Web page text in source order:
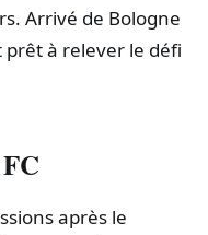
Arrivé de Bologne
à relever le défi
après le